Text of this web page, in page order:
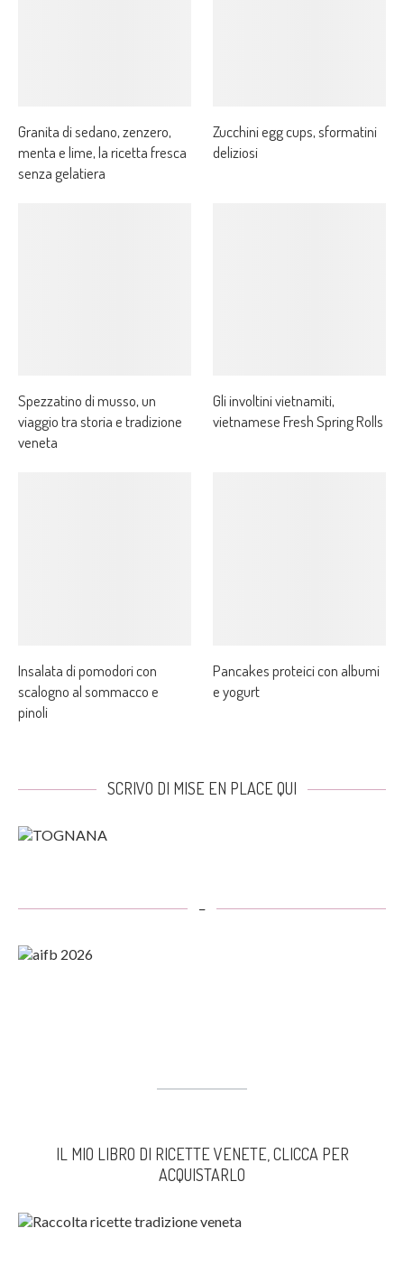
Granita di sedano, zenzero,
menta e lime, la ricetta fresca
senza gelatiera
Zucchini egg cups, sformatini
deliziosi
Spezzatino di musso, un
viaggio tra storia e tradizione
veneta
Gli involtini vietnamiti,
vietnamese Fresh Spring Rolls
Insalata di pomodori con
scalogno al sommacco e
pinoli
Pancakes proteici con albumi
e yogurt
SCRIVO DI MISE EN PLACE QUI
–
IL MIO LIBRO DI RICETTE VENETE, CLICCA PER
ACQUISTARLO